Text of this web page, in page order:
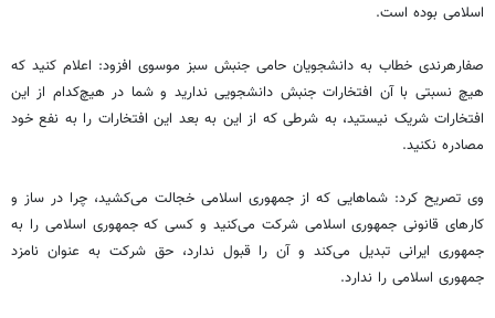
اسلامی بوده است.
صفارهرندی خطاب به دانشجویان حامی جنبش سبز موسوی افزود: اعلام کنید که
هیچ نسبتی با آن افتخارات جنبش دانشجویی ندارید و شما در هیچ‌کدام از این
افتخارات شریک نیستید، به شرطی که از این به بعد این افتخارات را به نفع خود
مصادره نکنید.
وی تصریح کرد: شماهایی که از جمهوری اسلامی خجالت می‌کشید، چرا در ساز و
کارهای قانونی جمهوری اسلامی شرکت می‌کنید و کسی که جمهوری اسلامی را به
جمهوری ایرانی تبدیل می‌کند و آن را قبول ندارد، حق شرکت به عنوان نامزد
جمهوری اسلامی را ندارد.